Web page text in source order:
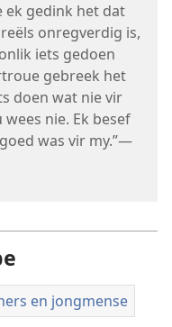
ek gedink het dat
onregverdig is,
iets gedoen
gebreek het
doen wat nie vir
nie. Ek besef
was vir my.”—
en jongmense